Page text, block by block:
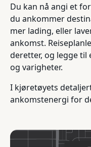
Du kan nå angi et
du ankommer
mer lading, eller
ankomst.
deretter, og legge til
og varigheter.
I kjøretøyets
ankomstenergi for